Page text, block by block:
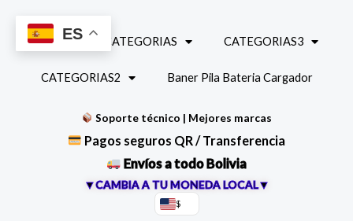
contenido
INICIO CATEGORIAS CATEGORIAS3
CATEGORIAS2 Baner Pila Bateria Cargador
Soporte técnico | Mejores marcas
Pagos seguros QR / Transferencia
Envíos a todo Bolivia
▼CAMBIA A TU MONEDA LOCAL▼
$
ES